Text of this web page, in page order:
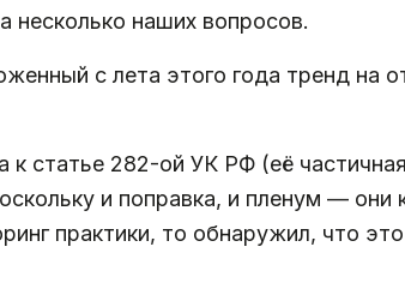
несколько наших вопросов.
с лета этого года тренд на
статье 282-ой УК РФ (её
и поправка, и пленум — они
практики, то обнаружил, что